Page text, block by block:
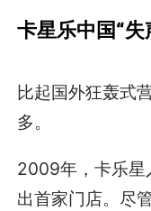
卡星乐中国“失
比起国外狂轰式
多。
2009年，卡乐星
出首家门店。尽